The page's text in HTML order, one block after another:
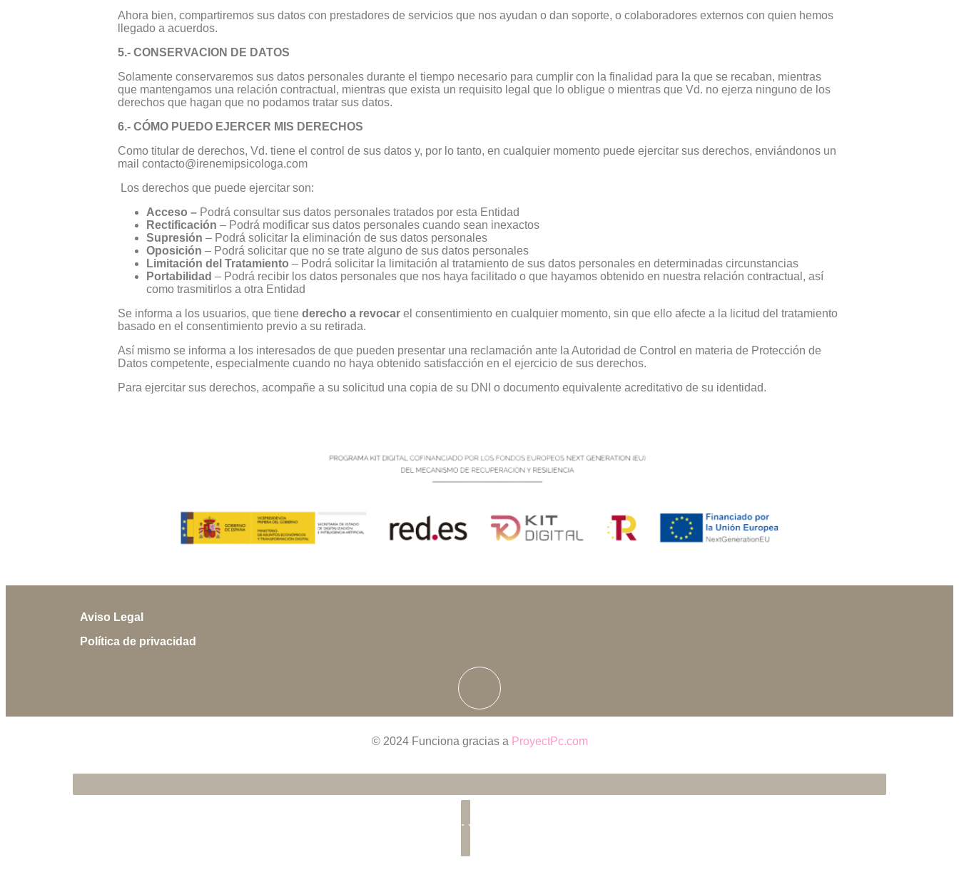
Ahora bien, compartiremos sus datos con prestadores de servicios que nos ayudan o dan soporte, o colaboradores externos con quien hemos
llegado a acuerdos.
5.- CONSERVACION DE DATOS
Solamente conservaremos sus datos personales durante el tiempo necesario para cumplir con la finalidad para la que se recaban, mientras
que mantengamos una relación contractual, mientras que exista un requisito legal que lo obligue o mientras que Vd. no ejerza ninguno de los
derechos que hagan que no podamos tratar sus datos.
6.- CÓMO PUEDO EJERCER MIS DERECHOS
Como titular de derechos, Vd. tiene el control de sus datos y, por lo tanto, en cualquier momento puede ejercitar sus derechos, enviándonos un
mail contacto@irenemipsicologa.com
Los derechos que puede ejercitar son:
Acceso – Podrá consultar sus datos personales tratados por esta Entidad
Rectificación – Podrá modificar sus datos personales cuando sean inexactos
Supresión – Podrá solicitar la eliminación de sus datos personales
Oposición – Podrá solicitar que no se trate alguno de sus datos personales
Limitación del Tratamiento – Podrá solicitar la limitación al tratamiento de sus datos personales en determinadas circunstancias
Portabilidad – Podrá recibir los datos personales que nos haya facilitado o que hayamos obtenido en nuestra relación contractual, así
como trasmitirlos a otra Entidad
Se informa a los usuarios, que tiene derecho a revocarel consentimiento en cualquier momento, sin que ello afecte a la licitud del tratamiento
basado en el consentimiento previo a su retirada.
Así mismo se informa a los interesados de que pueden presentar una reclamación ante la Autoridad de Control en materia de Protección de
Datos competente, especialmente cuando no haya obtenido satisfacción en el ejercicio de sus derechos.
Para ejercitar sus derechos, acompañe a su solicitud una copia de su DNI o documento equivalente acreditativo de su identidad.
Aviso Legal
Política de privacidad
© 2024 Funciona gracias a ProyectPc.com
LLama